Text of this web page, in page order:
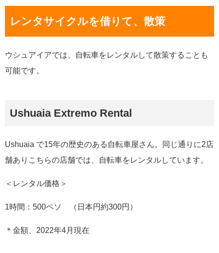
レンタサイクルを借りて、散策
ウシュアイアでは、自転車をレンタルして散策することも
可能です。
Ushuaia Extremo Rental
Ushuaia で15年の歴史のある自転車屋さん。同じ通りに2店
舗ありこちらの店舗では、自転車をレンタルしています。
＜レンタル価格＞
1時間：500ペソ （日本円約300円）
＊金額、2022年4月現在